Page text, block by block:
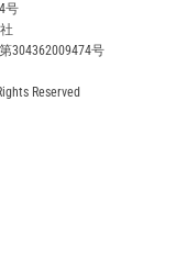
号
号
Reserved